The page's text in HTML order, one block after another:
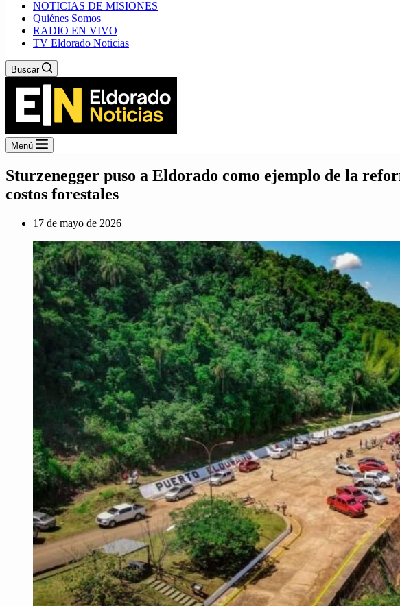
NOTICIAS DE MISIONES
Quiénes Somos
RADIO EN VIVO
TV Eldorado Noticias
Buscar
Menú
Sturzenegger puso a Eldorado como ejemplo de la
costos forestales
17 de mayo de 2026